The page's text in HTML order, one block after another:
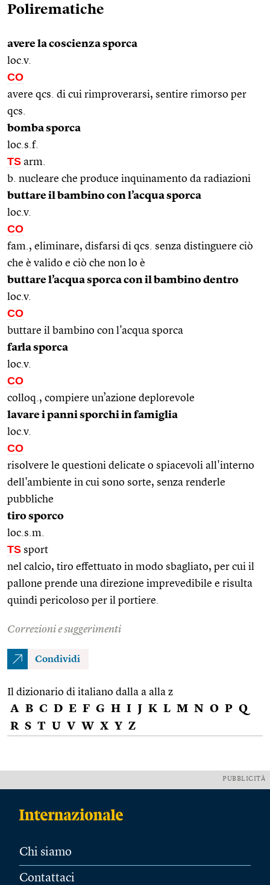
Polirematiche
avere la coscienza sporca
loc.v.
CO
avere qcs. di cui rimproverarsi, sentire rimorso per
qcs.
bomba sporca
loc.s.f.
TS arm.
b. nucleare che produce inquinamento da radiazioni
buttare il bambino con l’acqua sporca
loc.v.
CO
fam., eliminare, disfarsi di qcs. senza distinguere ciò
che è valido e ciò che non lo è
buttare l’acqua sporca con il bambino dentro
loc.v.
CO
buttare il bambino con l'acqua sporca
farla sporca
loc.v.
CO
colloq., compiere un’azione deplorevole
lavare i panni sporchi in famiglia
loc.v.
CO
risolvere le questioni delicate o spiacevoli all'interno
dell'ambiente in cui sono sorte, senza renderle
pubbliche
tiro sporco
loc.s.m.
TS sport
nel calcio, tiro effettuato in modo sbagliato, per cui il
pallone prende una direzione imprevedibile e risulta
quindi pericoloso per il portiere.
Correzioni e suggerimenti
Condividi
Il dizionario di italiano dalla a alla z
A B C D E F G H I J K L M N O P Q
R S T U V W X Y Z
PUBBLICITÀ
Chi siamo
Contattaci